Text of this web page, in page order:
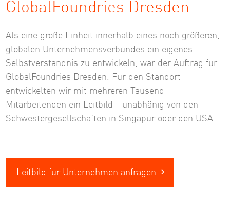
GlobalFoundries Dresden
Als eine große Einheit innerhalb eines noch größeren,
globalen Unternehmensverbundes ein eigenes
Selbstverständnis zu entwickeln, war der Auftrag für
GlobalFoundries Dresden. Für den Standort
entwickelten wir mit mehreren Tausend
Mitarbeitenden ein Leitbild - unabhänig von den
Schwestergesellschaften in Singapur oder den USA.
Leitbild für Unternehmen anfragen